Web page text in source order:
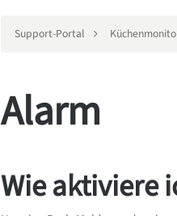
Support-Portal
Alarm
Wie aktiviere